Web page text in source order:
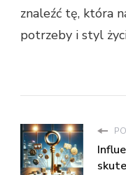
znaleźć tę, która
potrzeby i styl